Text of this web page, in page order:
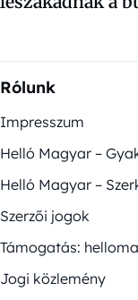
Rólunk
Impresszum
Helló Magyar –
Helló Magyar –
Szerzői jogok
Támogatás:
Jogi közlemény